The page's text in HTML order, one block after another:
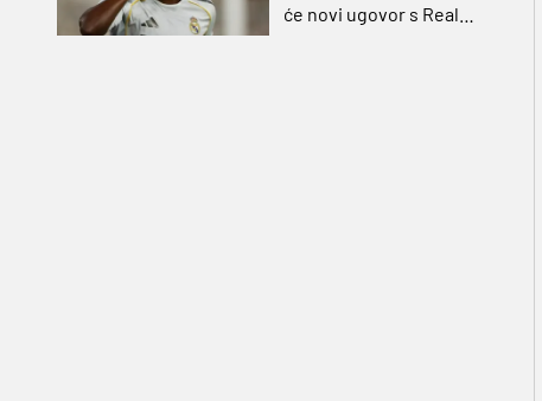
će novi ugovor s Real